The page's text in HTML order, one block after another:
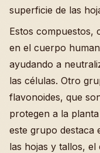
superficie de las
Estos compuestos,
en el cuerpo
ayudando a
las células. Otro
flavonoides, que
protegen a la
este grupo destaca
las hojas y tallos, el